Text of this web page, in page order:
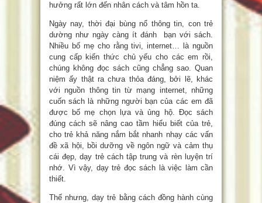
hưởng rất lớn đến nhân cách và tâm hồn ta.
Ngày nay, thời đại bùng nổ thông tin, con trẻ
dường như ngày càng ít đánh bạn với sách.
Nhiều bố mẹ cho rằng tivi, internet… là nguồn
cung cấp kiến thức chủ yếu cho các em rồi,
chúng không đọc sách cũng chẳng sao. Quan
niệm ấy thật ra chưa thỏa đáng, bởi lẽ, khác
với nguồn thông tin từ mạng internet, những
cuốn sách là những người bạn của các em đã
được bố mẹ chọn lựa và ủng hộ. Đọc sách
đúng cách sẽ nâng cao tầm hiểu biết của trẻ,
cho trẻ khả năng nắm bắt nhanh nhạy các vấn
đề xã hội, bồi dưỡng về ngôn ngữ và cảm thụ
cái đẹp, dạy trẻ cách tập trung và rèn luyện trí
nhớ. Vì vậy, dạy trẻ đọc sách là việc làm cần
thiết.
Thế nhưng, dạy trẻ bằng cách đồng hành cùng